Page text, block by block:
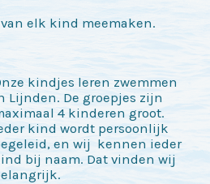
elk kind meemaken.
kindjes leren zwemmen
Lijnden. De groepjes zijn
4 kinderen groot.
kind wordt persoonlijk
en wij kennen ieder
bij naam. Dat vinden wij